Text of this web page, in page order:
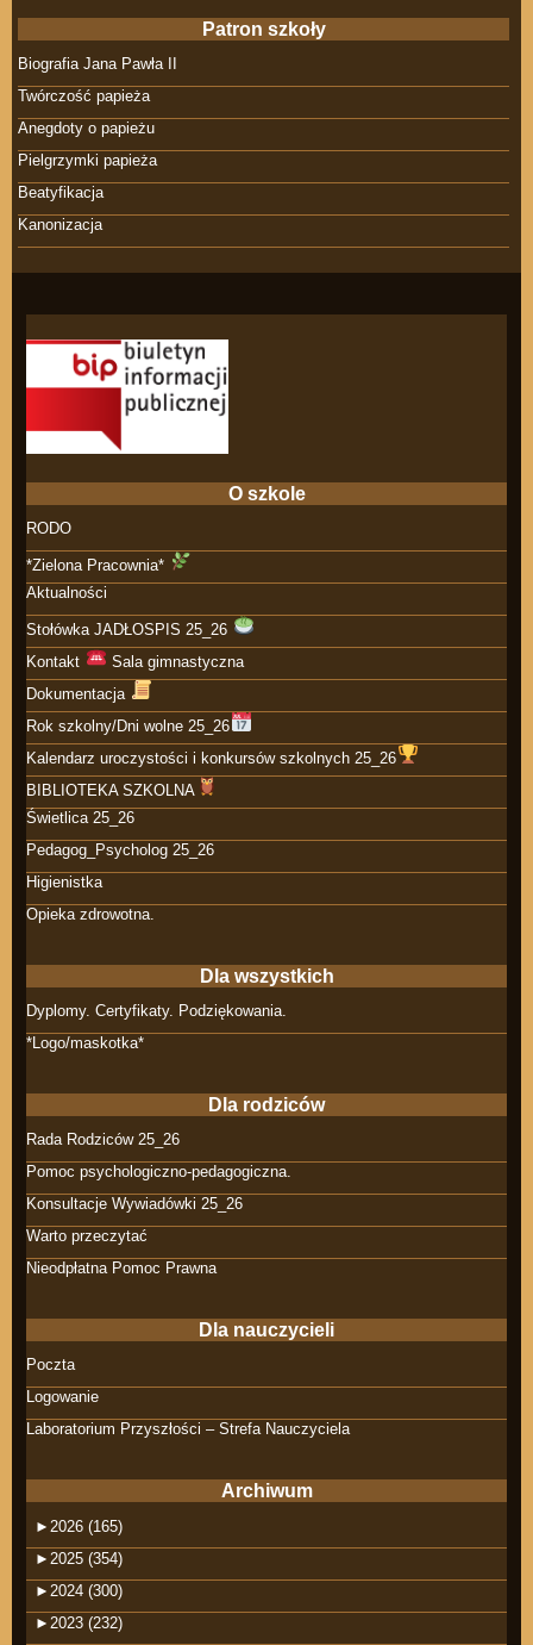
Patron szkoły
Biografia Jana Pawła II
Twórczość papieża
Anegdoty o papieżu
Pielgrzymki papieża
Beatyfikacja
Kanonizacja
O szkole
RODO
*Zielona Pracownia*
Aktualności
Stołówka JADŁOSPIS 25_26
Kontakt
Sala gimnastyczna
Dokumentacja
Rok szkolny/Dni wolne 25_26
Kalendarz uroczystości i konkursów szkolnych 25_26
BIBLIOTEKA SZKOLNA
Świetlica 25_26
Pedagog_Psycholog 25_26
Higienistka
Opieka zdrowotna.
Dla wszystkich
Dyplomy. Certyfikaty. Podziękowania.
*Logo/maskotka*
Dla rodziców
Rada Rodziców 25_26
Pomoc psychologiczno-pedagogiczna.
Konsultacje Wywiadówki 25_26
Warto przeczytać
Nieodpłatna Pomoc Prawna
Dla nauczycieli
Poczta
Logowanie
Laboratorium Przyszłości – Strefa Nauczyciela
Archiwum
► 2026 (165)
► 2025 (354)
► 2024 (300)
► 2023 (232)